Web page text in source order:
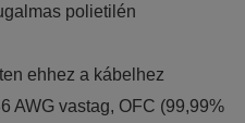
polietilén
ehhez a kábelhez
AWG vastag, OFC (99,99%